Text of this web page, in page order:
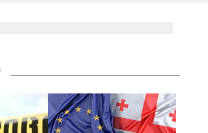
"რატომ იყრება პირად მესენჯერში რაღაც
გაუგებარი ფოტოები, როგორ დავაღწიო
თავი?" - შესაძლებელია თუ არა ამ ფუნქციის
წაშლა?